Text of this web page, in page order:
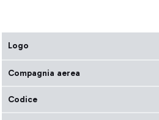
Logo
Compagnia aerea
Codice